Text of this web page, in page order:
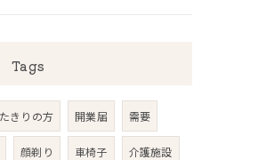
Tags
きりの方 開業届 需要
顔剃り 車椅子 介護施設